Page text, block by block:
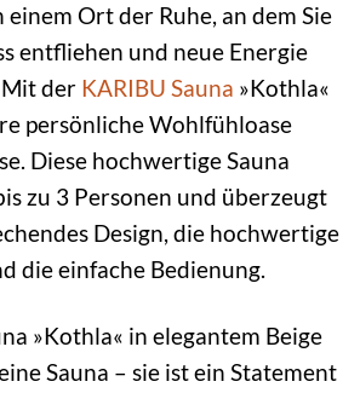
einem Ort der Ruhe, an dem Sie
entfliehen und neue Energie
der KARIBU Sauna »Kothla«
persönliche Wohlfühloase
Diese hochwertige Sauna
zu 3 Personen und überzeugt
Design, die hochwertige
die einfache Bedienung.
»Kothla« in elegantem Beige
Sauna – sie ist ein Statement